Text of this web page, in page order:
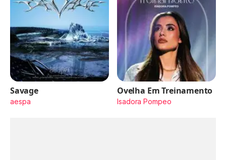
Savage
aespa
Ovelha Em Treinamento
Isadora Pompeo